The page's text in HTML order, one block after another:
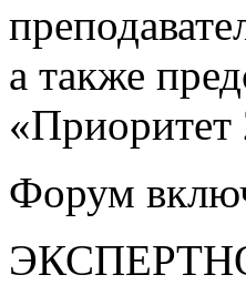
а также
«Приоритет
Форум